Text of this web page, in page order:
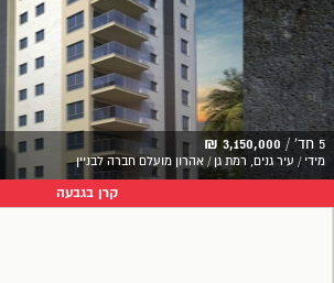
5 חד' / 3,150,000 ₪
מידי / עיר גנים, רמת גן / אהרון מועלם חברה לבניין
קרן בגבעה